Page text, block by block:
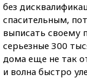
без
спасительным,
выписать своему
серьезные 300
дома еще не так
и волна быстро